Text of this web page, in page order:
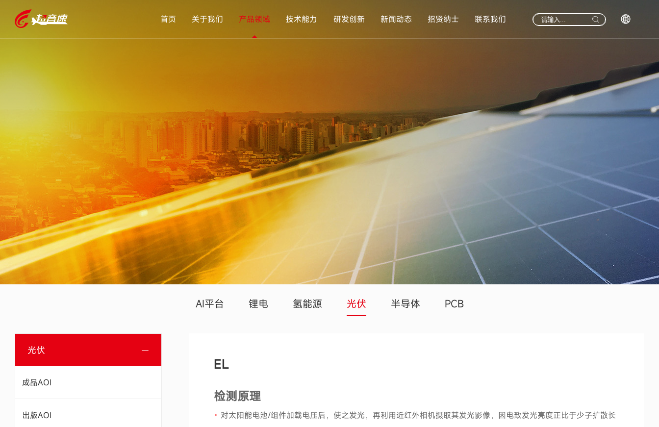
首页 关于我们 产品领域 技术能力 研发创新 新闻动态 招贤纳士 联系我们
AI平台 锂电 氢能源 光伏 半导体 PCB
光伏
成品AOI
出版AOI
EL
检测原理
· 对太阳能电池/组件加载电压后，使之发光，再利用近红外相机摄取其发光影像，因电致发光亮度正比于少子扩散长